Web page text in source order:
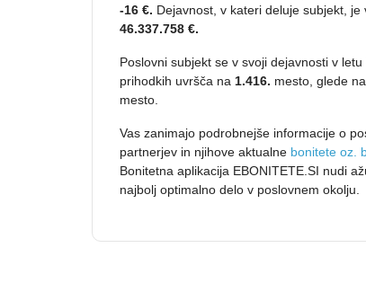
-16 €. Dejavnost, v kateri deluje subjekt,
46.337.758 €.
Poslovni subjekt se v svoji dejavnosti v
prihodkih uvršča na 1.416. mesto, glede
mesto.
Vas zanimajo podrobnejše informacije o
partnerjev in njihove aktualne bonitete oz.
Bonitetna aplikacija EBONITETE.SI nudi
najbolj optimalno delo v poslovnem okolju.